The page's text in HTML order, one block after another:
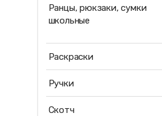
Ранцы, рюкзаки, сумки
школьные
Раскраски
Ручки
Скотч